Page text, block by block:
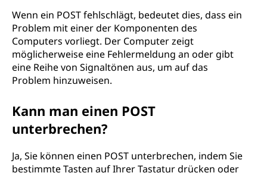
Wenn ein POST fehlschlägt, bedeutet dies, dass ein
Problem mit einer der Komponenten des
Computers vorliegt. Der Computer zeigt
möglicherweise eine Fehlermeldung an oder gibt
eine Reihe von Signaltönen aus, um auf das
Problem hinzuweisen.
Kann man einen POST
unterbrechen?
Ja, Sie können einen POST unterbrechen, indem Sie
bestimmte Tasten auf Ihrer Tastatur drücken oder